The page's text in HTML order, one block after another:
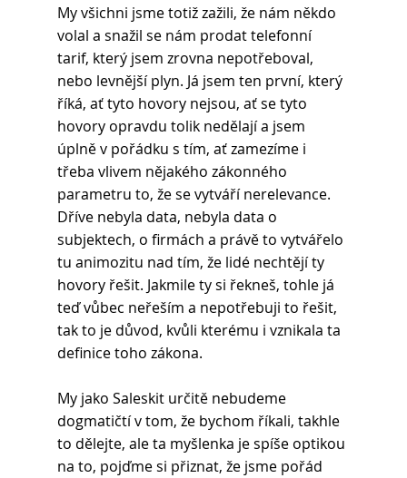
My všichni jsme totiž zažili, že nám někdo
volal a snažil se nám prodat telefonní
tarif, který jsem zrovna nepotřeboval,
nebo levnější plyn. Já jsem ten první, který
říká, ať tyto hovory nejsou, ať se tyto
hovory opravdu tolik nedělají a jsem
úplně v pořádku s tím, ať zamezíme i
třeba vlivem nějakého zákonného
parametru to, že se vytváří nerelevance.
Dříve nebyla data, nebyla data o
subjektech, o firmách a právě to vytvářelo
tu animozitu nad tím, že lidé nechtějí ty
hovory řešit. Jakmile ty si řekneš, tohle já
teď vůbec neřeším a nepotřebuji to řešit,
tak to je důvod, kvůli kterému i vznikala ta
definice toho zákona.
My jako Saleskit určitě nebudeme
dogmatičtí v tom, že bychom říkali, takhle
to dělejte, ale ta myšlenka je spíše optikou
na to, pojďme si přiznat, že jsme pořád